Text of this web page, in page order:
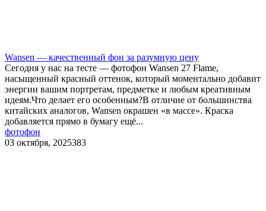
Wansen — качественный фон за разумную цену
Сегодня у нас на тесте — фотофон Wansen 27 Flame,
насыщенный красный оттенок, который моментально добавит
энергии вашим портретам, предметке и любым креативным
идеям.Что делает его особенным?В отличие от большинства
китайских аналогов, Wansen окрашен «в массе». Краска
добавляется прямо в бумагу ещё...
фотофон
03 октября, 2025383